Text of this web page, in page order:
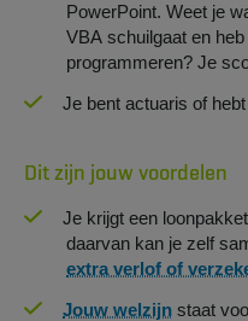
PowerPoint. Weet je
VBA schuilgaat en
programmeren? Je
Je bent actuaris of
Dit zijn jouw voordelen
Je krijgt een
daarvan kan je zelf
extra verlof of
Jouw welzijn staat